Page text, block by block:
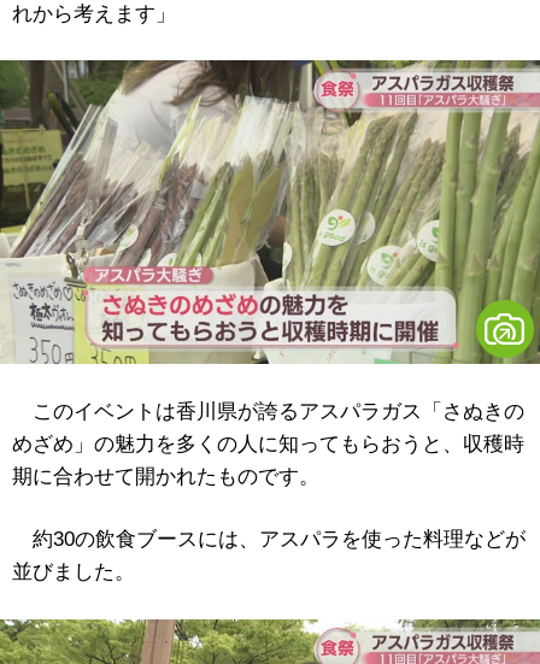
れから考えます」
このイベントは香川県が誇るアスパラガス「さぬきの
めざめ」の魅力を多くの人に知ってもらおうと、収穫時
期に合わせて開かれたものです。
約30の飲食ブースには、アスパラを使った料理などが
並びました。